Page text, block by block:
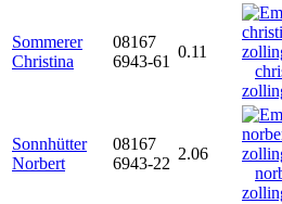
Sommerer
Christina
08167
6943-61
0.11
Sonnhütter
Norbert
08167
6943-22
2.06